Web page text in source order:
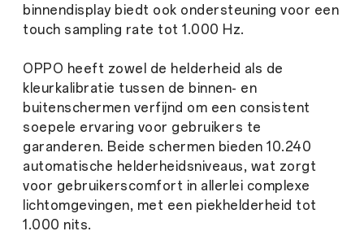
binnendisplay biedt ook ondersteuning voor een
touch sampling rate tot 1.000 Hz.
OPPO heeft zowel de helderheid als de
kleurkalibratie tussen de binnen- en
buitenschermen verfijnd om een ​​consistent
soepele ervaring voor gebruikers te
garanderen. Beide schermen bieden 10.240
automatische helderheidsniveaus, wat zorgt
voor gebruikerscomfort in allerlei complexe
lichtomgevingen, met een piekhelderheid tot
1.000 nits.